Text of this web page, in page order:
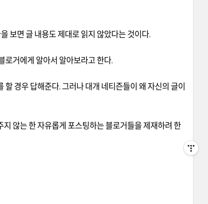
보면 글 내용도 제대로 읽지 않았다는 것이다
로거에게 알아서 알아보라고 한다
할 경우 답해준다 그러나 대개 네티즌들이 왜 자신의 글이
않는 한 자유롭게 포스팅하는 블로거들을 제재하려 한